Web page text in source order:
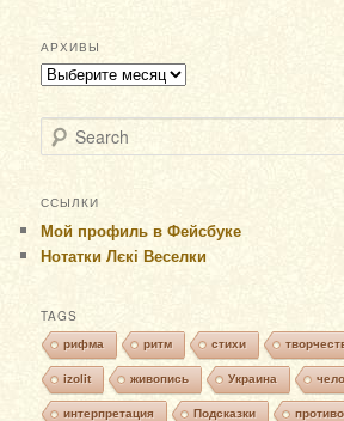
АРХИВЫ
Архивы
Search
ССЫЛКИ
Мой профиль в Фейсбуке
Нотатки Лєкі Веселки
TAGS
рифма ритм стихи
izolit живопись Украина
интерпретация Подсказки